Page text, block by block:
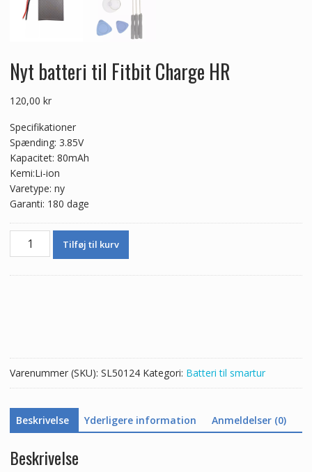
Nyt batteri til Fitbit Charge HR
120,00 kr
Specifikationer
Spænding: 3.85V
Kapacitet: 80mAh
Kemi:Li-ion
Varetype: ny
Garanti: 180 dage
batteri
Tilføj til kurv
Varenummer (SKU): SL50124 Kategori: Batteri til smartur
Beskrivelse Yderligere information Anmeldelser (0)
Beskrivelse